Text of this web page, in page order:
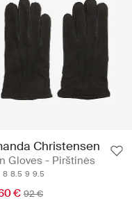
Christensen
Gloves - Pirštinės
8 8.5 9 9.5
€ 92 €